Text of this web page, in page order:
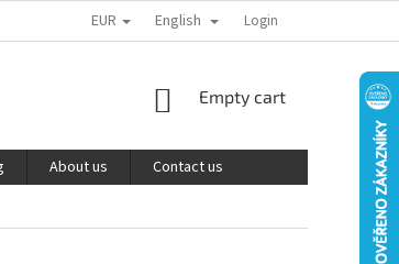
OSOBNÍCH ÚDAJŮ REKLAMACE A VRÁCENÍ ZBOŽÍ
EUR English Login
SHOPPING
Empty cart
About us
Contact us